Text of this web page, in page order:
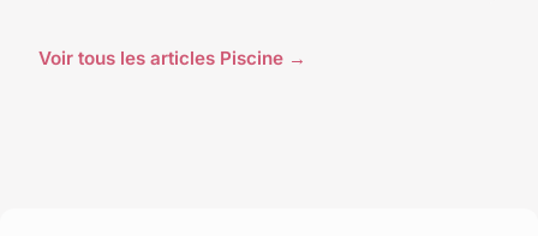
Voir tous les articles Piscine →